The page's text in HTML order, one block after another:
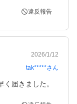
違反報告
2026/1/12
tak*****さん
届きました。